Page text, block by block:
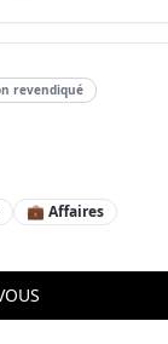
revendiqué
💼 Affaires